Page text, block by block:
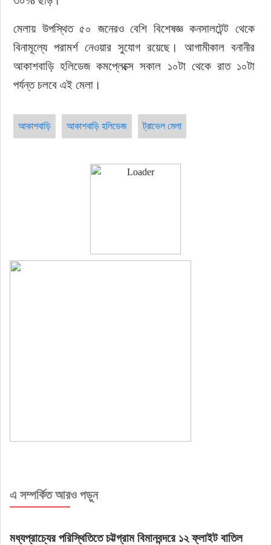
মেলায় উপস্থিত ৫০ জনেরও বেশি বিশেষজ্ঞ কনসালটেন্ট থেকে
বিনামূল্যে পরামর্শ নেওয়ার সুযোগ রয়েছে। আগামীকাল বনানীর
আকাশবাড়ি হলিডেজ কমপ্লেক্সে সকাল ১০টা থেকে রাত ১০টা
পর্যন্ত চলবে এই মেলা।
আকাশবাড়ি আকাশবাড়ি হলিডেজ ট্রাভেল মেলা
এ সম্পর্কিত আরও পড়ুন
মধ্যপ্রাচ্যের পরিস্থিতিতে চট্টগ্রাম বিমানবন্দরে ১২ ফ্লাইট বাতিল